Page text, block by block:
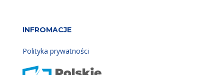
INFROMACJE
Polityka prywatności